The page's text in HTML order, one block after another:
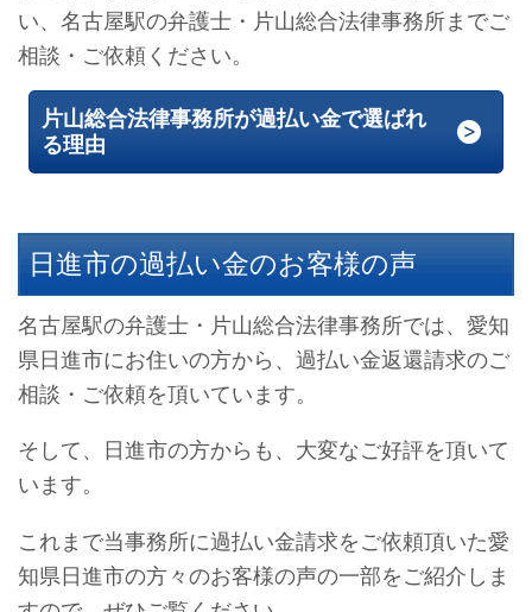
い、名古屋駅の弁護士・片山総合法律事務所までご
相談・ご依頼ください。
片山総合法律事務所が過払い金で選ばれ
る理由
日進市の過払い金のお客様の声
名古屋駅の弁護士・片山総合法律事務所では、愛知
県日進市にお住いの方から、過払い金返還請求のご
相談・ご依頼を頂いています。
そして、日進市の方からも、大変なご好評を頂いて
います。
これまで当事務所に過払い金請求をご依頼頂いた愛
知県日進市の方々のお客様の声の一部をご紹介しま